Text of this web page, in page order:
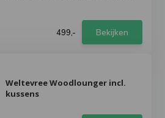
499,- Bekijken
Weltevree Woodlounger incl.
kussens